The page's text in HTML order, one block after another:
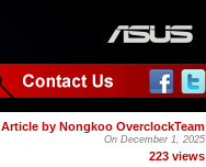
Article by Nongkoo OverclockTeam
On December 1, 2025
223 views